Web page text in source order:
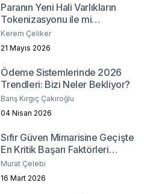
Paranın Yeni Hali Varlıkların
Tokenizasyonu ile mi
Şekilleniyor?
Kerem Çeliker
21 Mayıs 2026
Ödeme Sistemlerinde 2026
Trendleri: Bizi Neler Bekliyor?
Barış Kırgıç Çakıroğlu
04 Nisan 2026
Sıfır Güven Mimarisine Geçişte
En Kritik Başarı Faktörleri
Nelerdir?
Murat Çelebi
16 Mart 2026